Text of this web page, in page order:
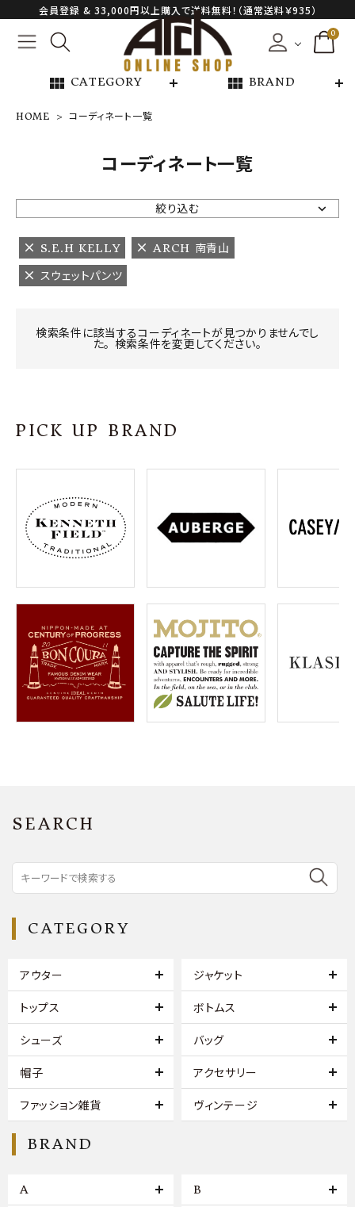
会員登録 & 33,000円以上購入で送料無料！（通常送料￥935）
0
view_module CATEGORY view_module BRAND
NEW ARRIVAL
ARCH EXCLUSIVE
BRAND
CATEGORY
プライバシーポリシー
特定商取引法について
お問い合わせ
OFFICIAL WEB SITE
meeting_room ログイン 会員登録
HOME コーディネート一覧
コーディネート一覧
絞り込む
S.E.H KELLY
ARCH 南青山
スウェットパンツ
検索条件に該当するコーディネートが見つかりませんでし
た。 検索条件を変更してください。
PICK UP BRAND
SEARCH
CATEGORY
アウター ジャケット
トップス ボトムス
シューズ バッグ
帽子 アクセサリー
ファッション雑貨 ヴィンテージ
BRAND
A B